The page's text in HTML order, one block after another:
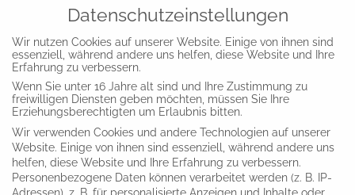
Aktuelles
Archiv
Dauerausstellungen
Sonderausstellung
Datenschutzeinstellungen
Wir nutzen Cookies auf unserer Website. Einige von ihnen sind
essenziell, während andere uns helfen, diese Website und Ihre
Erfahrung zu verbessern.
Wenn Sie unter 16 Jahre alt sind und Ihre Zustimmung zu
freiwilligen Diensten geben möchten, müssen Sie Ihre
Erziehungsberechtigten um Erlaubnis bitten.
Wir verwenden Cookies und andere Technologien auf unserer
Website. Einige von ihnen sind essenziell, während andere uns
helfen, diese Website und Ihre Erfahrung zu verbessern.
Personenbezogene Daten können verarbeitet werden (z. B. IP-
Adressen), z. B. für personalisierte Anzeigen und Inhalte oder